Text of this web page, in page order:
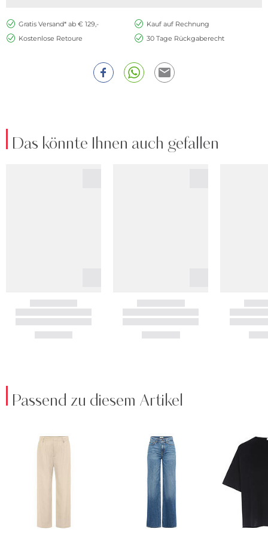
Gratis Versand* ab € 129,-
Kauf auf Rechnung
Kostenlose Retoure
30 Tage Rückgaberecht
Das könnte Ihnen auch gefallen
Passend zu diesem Artikel